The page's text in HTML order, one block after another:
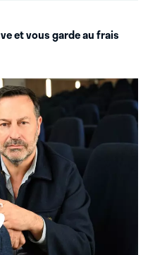
et vous garde au frais